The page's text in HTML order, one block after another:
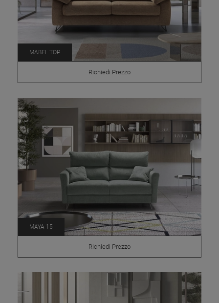
MABEL TOP
Richiedi Prezzo
MAYA 15
Richiedi Prezzo